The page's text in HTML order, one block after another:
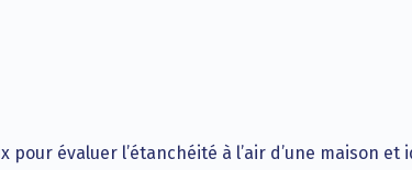
pour évaluer l’étanchéité à l’air d’une